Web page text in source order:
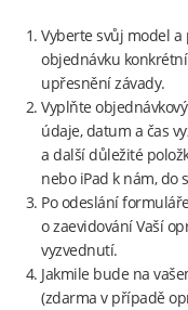
Vyberte svůj model
objednávku
upřesnění závady.
Vyplňte
údaje, datum a čas
a další důležité
nebo iPad k nám, do
Po odeslání
o zaevidování Vaší
vyzvednutí.
Jakmile bude na
(zdarma v případě